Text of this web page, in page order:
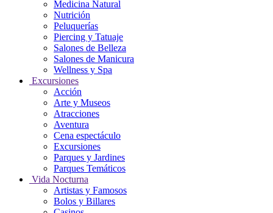
Medicina Natural
Nutrición
Peluquerías
Piercing y Tatuaje
Salones de Belleza
Salones de Manicura
Wellness y Spa
Excursiones
Acción
Arte y Museos
Atracciones
Aventura
Cena espectáculo
Excursiones
Parques y Jardines
Parques Temáticos
Vida Nocturna
Artistas y Famosos
Bolos y Billares